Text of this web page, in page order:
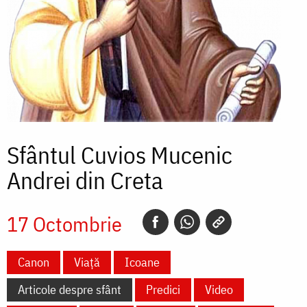
Sfântul Cuvios Mucenic
Andrei din Creta
17 Octombrie
Canon Viață
Icoane
Articole despre sfânt
Predici Video